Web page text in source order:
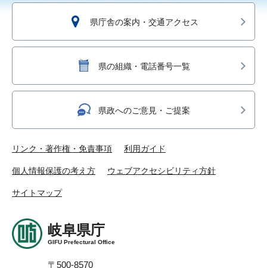
県庁舎の案内・交通アクセス
県の組織・電話番号一覧
県政へのご意見・ご提案
リンク・著作権・免責事項 利用ガイド
個人情報保護の考え方 ウェブアクセシビリティ方針
サイトマップ
岐阜県庁
GIFU Prefectural Office
〒500-8570